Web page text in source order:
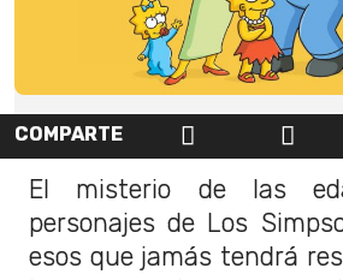
COMPARTE
El misterio de las
personajes de Los
esos que jamás tendrá